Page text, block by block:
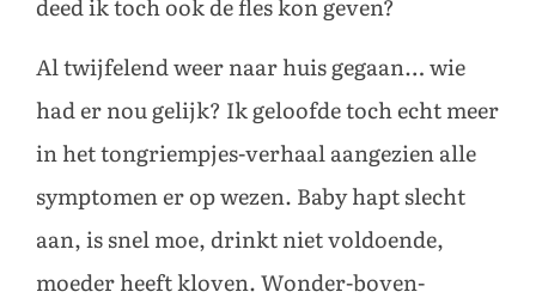
deed ik toch ook de fles kon geven?
Al twijfelend weer naar huis gegaan… wie
had er nou gelijk? Ik geloofde toch echt meer
in het tongriempjes-verhaal aangezien alle
symptomen er op wezen. Baby hapt slecht
aan, is snel moe, drinkt niet voldoende,
moeder heeft kloven. Wonder-boven-